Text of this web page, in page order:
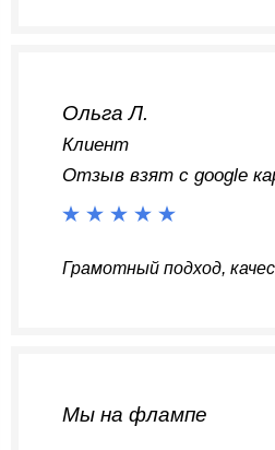
Ольга Л.
Клиент
Отзыв взят с google
Грамотный подход,
Мы на флампе